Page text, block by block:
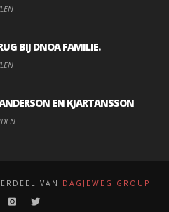
BIJ DNOA FAMILIE.
EN KJARTANSSON
VAN DAGJEWEG.GROUP